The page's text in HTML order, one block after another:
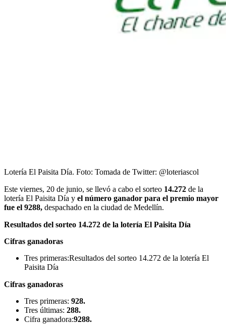
Lotería El Paisita Día. Foto: Tomada de Twitter: @loteriascol
Este viernes, 20 de junio, se llevó a cabo el sorteo 14.272 de la
lotería El Paisita Día y el número ganador para el premio mayor
fue el 9288, despachado en la ciudad de Medellín.
Resultados del sorteo 14.272 de la lotería El Paisita Día
Cifras ganadoras
Tres primeras:Resultados del sorteo 14.272 de la lotería El
Paisita Día
Cifras ganadoras
Tres primeras: 928.
Tres últimas: 288.
Cifra ganadora:9288.